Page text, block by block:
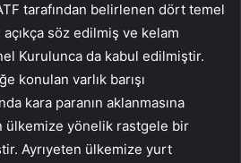
tarafından belirlenen dört temel
söz edilmiş ve kelam
Kurulunca da kabul edilmiştir.
konulan varlık barışı
kara paranın aklanmasına
ülkemize yönelik rastgele bir
Ayrıyeten ülkemize yurt